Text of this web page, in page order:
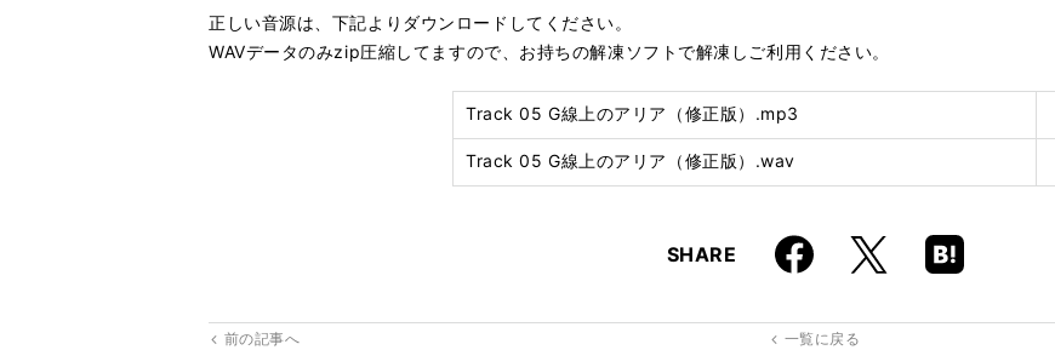
正しい音源は、下記よりダウンロードしてください。
WAVデータのみzip圧縮してますので、お持ちの解凍ソフトで解凍しご利用ください。
Track 05 G線上のアリア（修正版）.mp3
Track 05 G線上のアリア（修正版）.wav
SHARE Faceboo
k
X
Hatena
Boo
rk
前の記事へ 一覧に戻る